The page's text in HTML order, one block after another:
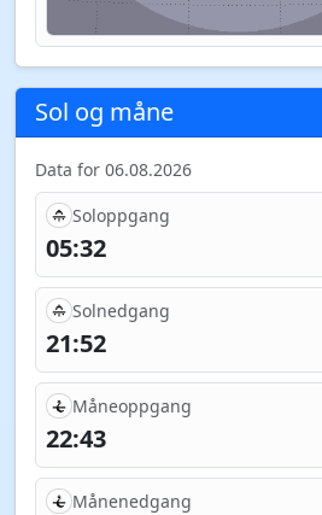
Sol og måne
Data for 06.08.2026
Soloppgang
05:32
Solnedgang
21:52
Måneoppgang
22:43
Månenedgang